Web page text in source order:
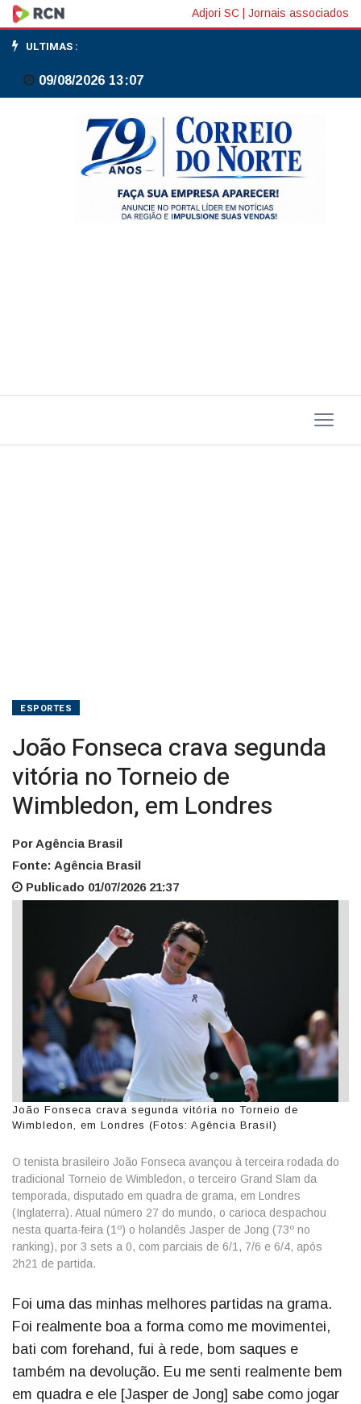
João
Fonseca
crava
segunda
Adjori SC Jornais associados
ULTIMAS :
09/08/2026 13:07
ESPORTES
João Fonseca crava segunda
vitória no Torneio de
Wimbledon, em Londres
Por Agência Brasil
Fonte: Agência Brasil
Publicado 01/07/2026 21:37
João Fonseca crava segunda vitória no Torneio de
Wimbledon, em Londres (Fotos: Agência Brasil)
O tenista brasileiro João Fonseca avançou à terceira rodada do
tradicional Torneio de Wimbledon, o terceiro Grand Slam da
temporada, disputado em quadra de grama, em Londres
(Inglaterra). Atual número 27 do mundo, o carioca despachou
nesta quarta-feira (1º) o holandês Jasper de Jong (73º no
ranking), por 3 sets a 0, com parciais de 6/1, 7/6 e 6/4, após
2h21 de partida.
Foi uma das minhas melhores partidas na grama.
Foi realmente boa a forma como me movimentei,
bati com forehand, fui à rede, bom saques e
também na devolução. Eu me senti realmente bem
em quadra e ele [Jasper de Jong] sabe como jogar